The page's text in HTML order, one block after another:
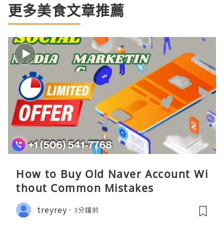
更多美食文章推薦
How to Buy Old Naver Account Wi
thout Common Mistakes
treyrey 3分鐘前